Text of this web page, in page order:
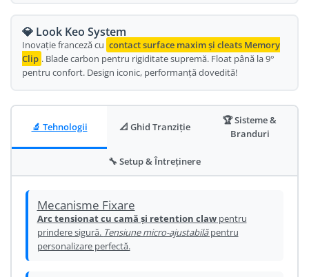
Schimbator Pinioane
Schimbator Foi
Manete Schimbator
Disc frana
Cuvete
Monobloc
💎 Look Keo System
Inovație franceză cu contact surface maxim și cleats Memory
Clip . Blade carbon pentru rigiditate supremă. Float până la 9°
pentru confort. Design iconic, performanță dovedită!
🔬 Tehnologii 📐 Ghid Tranziție
🏆 Sisteme &
Branduri
🔧 Setup & Întreținere
Mecanisme Fixare
Arc tensionat cu camă și retention clawpentru
prindere sigură. Tensiune micro-ajustabilăpentru
personalizare perfectă.